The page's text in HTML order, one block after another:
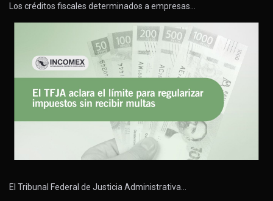
Los créditos fiscales determinados a empresas…
El Tribunal Federal de Justicia Administrativa…